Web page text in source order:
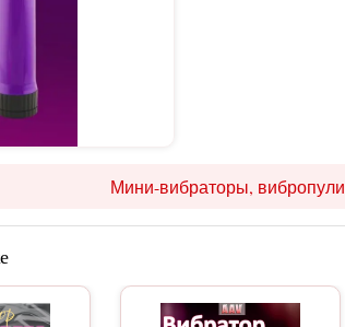
Мини-вибраторы, вибропули